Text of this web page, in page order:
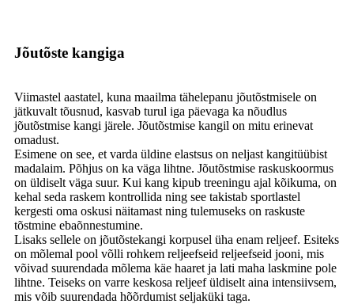
Jõutõste kangiga
Viimastel aastatel, kuna maailma tähelepanu jõutõstmisele on
jätkuvalt tõusnud, kasvab turul iga päevaga ka nõudlus
jõutõstmise kangi järele. Jõutõstmise kangil on mitu erinevat
omadust.
Esimene on see, et varda üldine elastsus on neljast kangitüübist
madalaim. Põhjus on ka väga lihtne. Jõutõstmise raskuskoormus
on üldiselt väga suur. Kui kang kipub treeningu ajal kõikuma, on
kehal seda raskem kontrollida ning see takistab sportlastel
kergesti oma oskusi näitamast ning tulemuseks on raskuste
tõstmine ebaõnnestumine.
Lisaks sellele on jõutõstekangi korpusel üha enam reljeef. Esiteks
on mõlemal pool võlli rohkem reljeefseid reljeefseid jooni, mis
võivad suurendada mõlema käe haaret ja lati maha laskmine pole
lihtne. Teiseks on varre keskosa reljeef üldiselt aina intensiivsem,
mis võib suurendada hõõrdumist seljaküki taga.